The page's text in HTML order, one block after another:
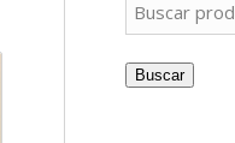
Buscar